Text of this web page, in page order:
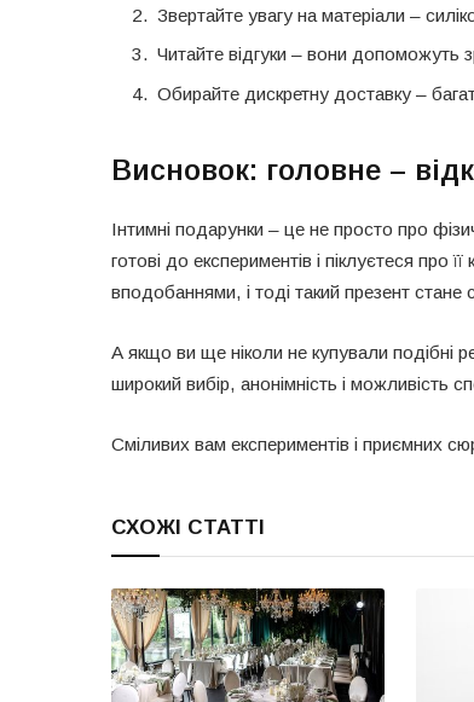
Звертайте увагу на матеріали –
Читайте відгуки – вони допоможуть
Обирайте дискретну доставку –
Висновок: головне –
Інтимні подарунки – це не просто про
готові до експериментів і піклуєтеся про
вподобаннями, і тоді такий презент
А якщо ви ще ніколи не купували подібні
широкий вибір, анонімність і можливість
Сміливих вам експериментів і приємних
СХОЖІ СТАТТІ